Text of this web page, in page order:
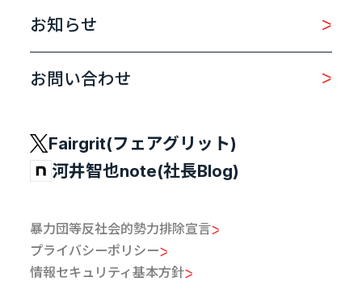
お知らせ
お問い合わせ
Fairgrit(フェアグリット)
河井智也note(社長Blog)
暴力団等反社会的勢力排除宣言
プライバシーポリシー
情報セキュリティ基本方針